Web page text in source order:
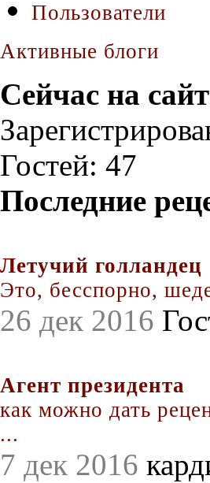
Пользователи
Активные блоги
Сейчас на
Гостей: 47
Последние
Летучий голландец
Это, бесспорно,
26 дек 2016
Агент президента
как можно дать
...
7 дек 2016